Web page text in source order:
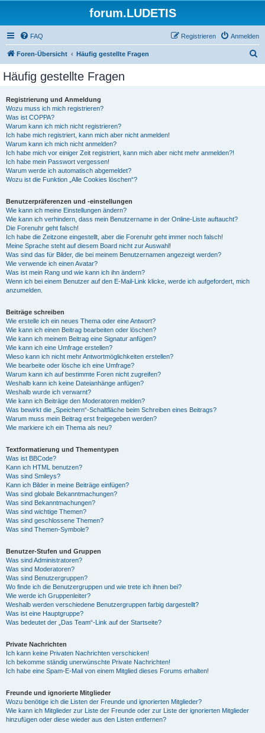
forum.LUDETIS
FAQ Anmelden
Registrieren
Foren-Übersicht Häufig gestellte Fragen
Häufig gestellte Fragen
Registrierung und Anmeldung
Wozu muss ich mich registrieren?
Was ist COPPA?
Warum kann ich mich nicht registrieren?
Ich habe mich registriert, kann mich aber nicht anmelden!
Warum kann ich mich nicht anmelden?
Ich habe mich vor einiger Zeit registriert, kann mich aber nicht mehr anmelden?!
Ich habe mein Passwort vergessen!
Warum werde ich automatisch abgemeldet?
Wozu ist die Funktion „Alle Cookies löschen“?
Benutzerpräferenzen und -einstellungen
Wie kann ich meine Einstellungen ändern?
Wie kann ich verhindern, dass mein Benutzername in der Online-Liste auftaucht?
Die Forenuhr geht falsch!
Ich habe die Zeitzone eingestellt, aber die Forenuhr geht immer noch falsch!
Meine Sprache steht auf diesem Board nicht zur Auswahl!
Was sind das für Bilder, die bei meinem Benutzernamen angezeigt werden?
Wie verwende ich einen Avatar?
Was ist mein Rang und wie kann ich ihn ändern?
Wenn ich bei einem Benutzer auf den E-Mail-Link klicke, werde ich aufgefordert, mich
anzumelden.
Beiträge schreiben
Wie erstelle ich ein neues Thema oder eine Antwort?
Wie kann ich einen Beitrag bearbeiten oder löschen?
Wie kann ich meinem Beitrag eine Signatur anfügen?
Wie kann ich eine Umfrage erstellen?
Wieso kann ich nicht mehr Antwortmöglichkeiten erstellen?
Wie bearbeite oder lösche ich eine Umfrage?
Warum kann ich auf bestimmte Foren nicht zugreifen?
Weshalb kann ich keine Dateianhänge anfügen?
Weshalb wurde ich verwarnt?
Wie kann ich Beiträge den Moderatoren melden?
Was bewirkt die „Speichern“-Schaltfläche beim Schreiben eines Beitrags?
Warum muss mein Beitrag erst freigegeben werden?
Wie markiere ich ein Thema als neu?
Textformatierung und Thementypen
Was ist BBCode?
Kann ich HTML benutzen?
Was sind Smileys?
Kann ich Bilder in meine Beiträge einfügen?
Was sind globale Bekanntmachungen?
Was sind Bekanntmachungen?
Was sind wichtige Themen?
Was sind geschlossene Themen?
Was sind Themen-Symbole?
Benutzer-Stufen und Gruppen
Was sind Administratoren?
Was sind Moderatoren?
Was sind Benutzergruppen?
Wo finde ich die Benutzergruppen und wie trete ich ihnen bei?
Wie werde ich Gruppenleiter?
Weshalb werden verschiedene Benutzergruppen farbig dargestellt?
Was ist eine Hauptgruppe?
Was bedeutet der „Das Team“-Link auf der Startseite?
Private Nachrichten
Ich kann keine Privaten Nachrichten verschicken!
Ich bekomme ständig unerwünschte Private Nachrichten!
Ich habe eine Spam-E-Mail von einem Mitglied dieses Forums erhalten!
Freunde und ignorierte Mitglieder
Wozu benötige ich die Listen der Freunde und ignorierten Mitglieder?
Wie kann ich Mitglieder zur Liste der Freunde oder zur Liste der ignorierten Mitglieder
hinzufügen oder diese wieder aus den Listen entfernen?